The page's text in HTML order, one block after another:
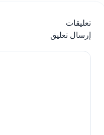
تعليقات
إرسال تعليق